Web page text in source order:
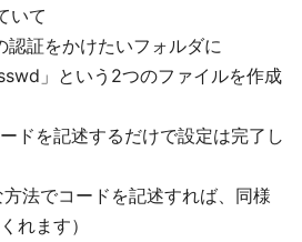
いて
認証をかけたいフォルダに
」という2つのファイルを作成
ドを記述するだけで設定は完了し
方法でコードを記述すれば、同様
れます）